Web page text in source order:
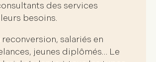
des services
besoins.
reconversion, salariés en
jeunes diplômés… Le